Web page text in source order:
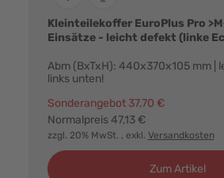
Kleinteilekoffer EuroPlus Pro
Einsätze - leicht defekt (linke
Abm (BxTxH): 440x370x105 mm |
links unten!
Sonderangebot 37,70 €
Normalpreis 47,13 €
zzgl. 20% MwSt. , exkl. Versandkosten
Zum Artikel